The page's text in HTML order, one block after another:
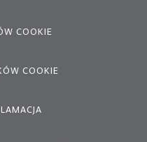
COOKIE
COOKIE